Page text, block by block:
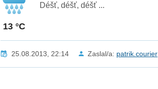
13 °C
Déšť, déšť, déšť ...
25.08.2013, 22:14 Zaslal/a: patrik.courier